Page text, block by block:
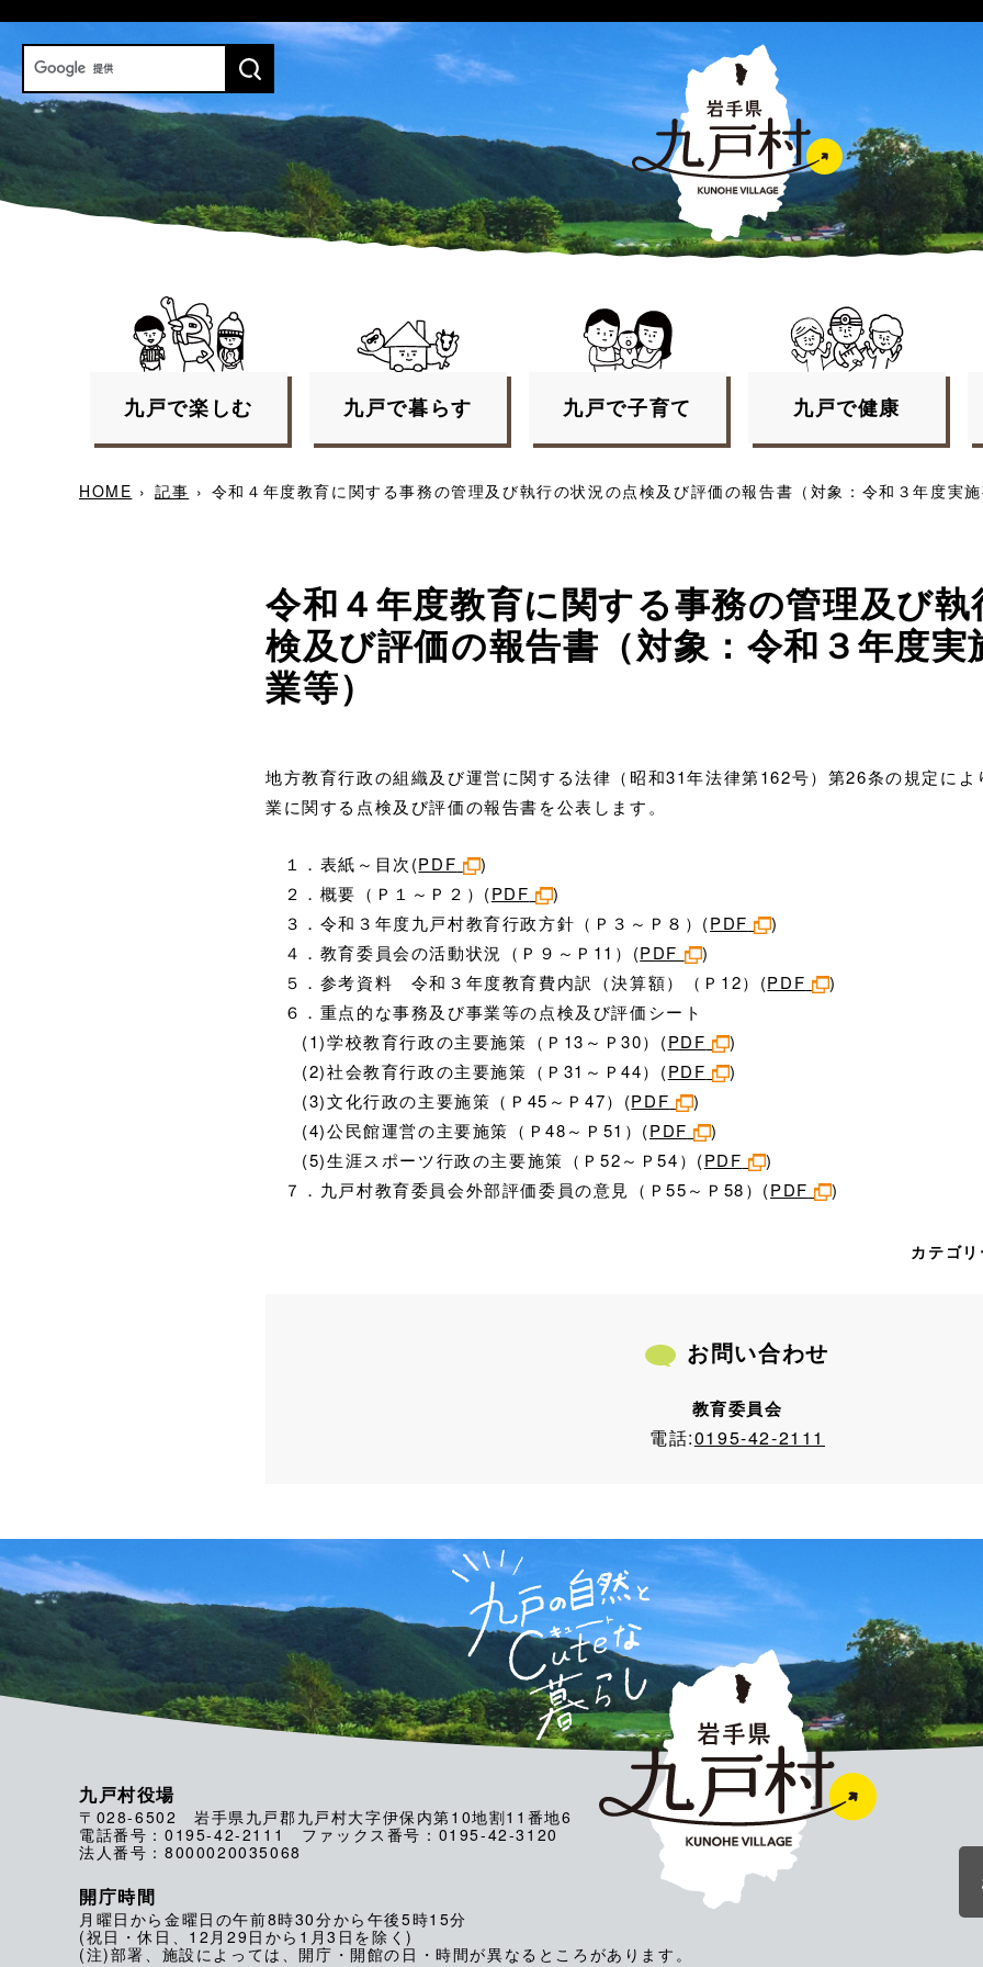
九戸で楽しむ 九戸で暮らす 九戸で子育て 九戸で健康
HOME › 記事 › 令和４年度教育に関する事務の管理及び執行の状況の点検及び評価の報告書（対象：令和３年度実施
令和４年度教育に関する事務の管理及び執
検及び評価の報告書（対象：令和３年度実
業等）
地方教育行政の組織及び運営に関する法律（昭和31年法律第162号）第26条の規定に
業に関する点検及び評価の報告書を公表します。
１．表紙～目次(PDF
)
２．概要（Ｐ１～Ｐ２）(PDF
)
３．令和３年度九戸村教育行政方針（Ｐ３～Ｐ８）(PDF
)
４．教育委員会の活動状況（Ｐ９～Ｐ11）(PDF
)
５．参考資料 令和３年度教育費内訳（決算額）（Ｐ12）(PDF
)
６．重点的な事務及び事業等の点検及び評価シート
(1)学校教育行政の主要施策（Ｐ13～Ｐ30）(PDF
)
(2)社会教育行政の主要施策（Ｐ31～Ｐ44）(PDF
)
(3)文化行政の主要施策（Ｐ45～Ｐ47）(PDF
)
(4)公民館運営の主要施策（Ｐ48～Ｐ51）(PDF
)
(5)生涯スポーツ行政の主要施策（Ｐ52～Ｐ54）(PDF
)
７．九戸村教育委員会外部評価委員の意見（Ｐ55～Ｐ58）(PDF )
カテゴリ
お問い合わせ
教育委員会
電話:0195-42-2111
九戸村役場
〒028-6502 岩手県九戸郡九戸村大字伊保内第10地割11番地6
電話番号：0195-42-2111 ファックス番号：0195-42-3120
法人番号：8000020035068
開庁時間
月曜日から金曜日の午前8時30分から午後5時15分
(祝日・休日、12月29日から1月3日を除く)
(注)部署、施設によっては、開庁・開館の日・時間が異なるところがあります。